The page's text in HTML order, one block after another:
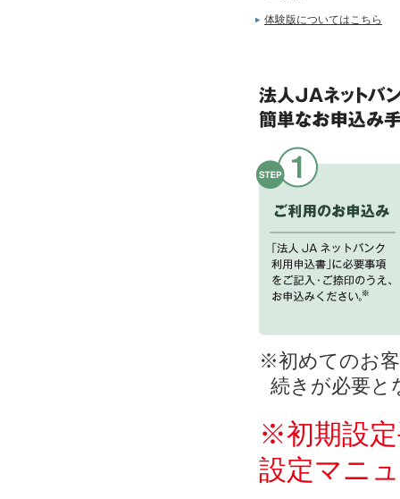
体験版についてはこちら
※初めてのお
続きが必要と
※初期設
設定マニ